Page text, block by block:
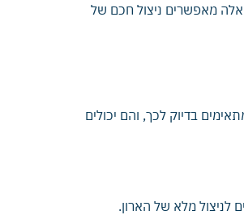
מאפשרים ניצול חכם של
בדיוק לכך, והם יכולים
לניצול מלא של הארון.